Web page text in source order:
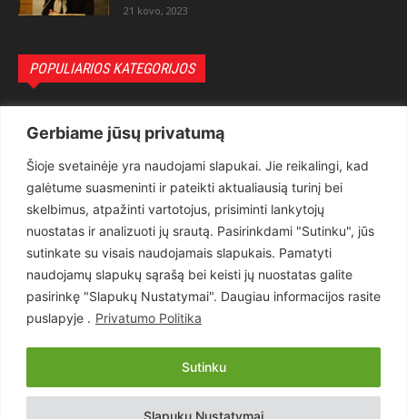
Gerbiame jūsų privatumą
Šioje svetainėje yra naudojami slapukai. Jie reikalingi, kad
galėtume suasmeninti ir pateikti aktualiausią turinį bei
skelbimus, atpažinti vartotojus, prisiminti lankytojų
nuostatas ir analizuoti jų srautą. Pasirinkdami "Sutinku", jūs
sutinkate su visais naudojamais slapukais. Pamatyti
naudojamų slapukų sąrašą bei keisti jų nuostatas galite
pasirinkę "Slapukų Nustatymai". Daugiau informacijos rasite
puslapyje . Privatumo Politika
Slapukų Nustatymai
Sutinku
21 kovo, 2023
POPULIARIOS KATEGORIJOS
Teisėsauga
1497
Aktualu
Lietuva
619
Pasaulis
Статьи на русском
Articles in english
Copyright © 2026 UAB „Goruva“. Visos teisės saugomos.